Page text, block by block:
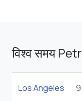
विश्व समय
Los Angeles